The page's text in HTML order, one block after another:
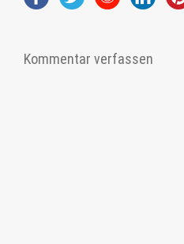
Kommentar verfassen